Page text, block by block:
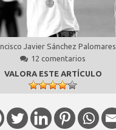
Javier Sánchez Palomares
12 comentarios
VALORA ESTE ARTÍCULO